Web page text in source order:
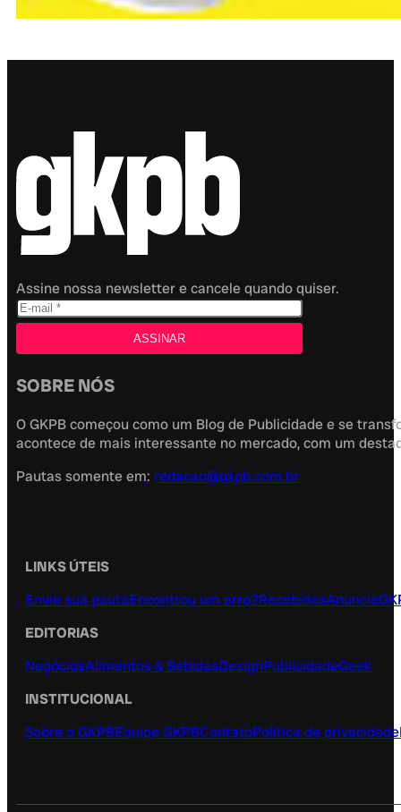
Assine nossa newsletter e cancele quando quiser.
SOBRE NÓS
O GKPB começou como um Blog de Publicidade e se
acontece de mais interessante no mercado, com um
Pautas somente em: redacao@gkpb.com.br
LINKS ÚTEIS
Envie sua pautaEncontrou um erro?RecebidosAnuncie
EDITORIAS
NegóciosAlimentos & BebidasDesignPublicidadeGeek
INSTITUCIONAL
Sobre o GKPBEquipe GKPBContatoPolítica de privacidade